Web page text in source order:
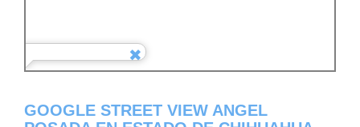
GOOGLE STREET VIEW ANGEL